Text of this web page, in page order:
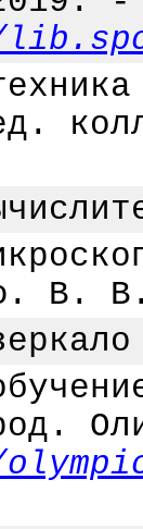
В.